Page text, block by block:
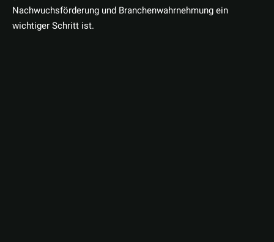
Nachwuchsförderung und Branchenwahrnehmung ein
wichtiger Schritt ist.